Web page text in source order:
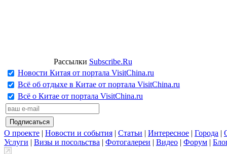
Рассылки Subscribe.Ru
Новости Китая от портала VisitChina.ru
Всё об отдыхе в Китае от портала VisitChina.ru
Всё о Китае от портала VisitChina.ru
О проекте | Новости и события | Статьи | Интересное | Города |
Услуги | Визы и посольства | Фотогалереи | Видео | Форум |